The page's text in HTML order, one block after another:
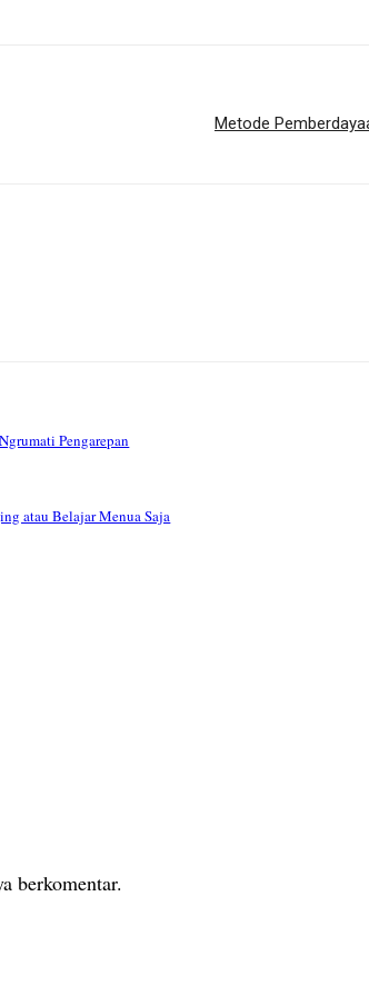
Metode
Pengarepan
atau Belajar Menua Saja
berkomentar.